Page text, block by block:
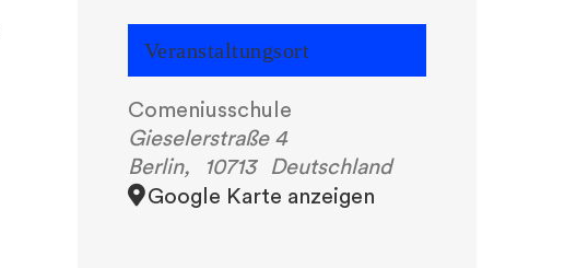
Veranstaltungsort
Comeniusschule
Gieselerstraße 4
Berlin, 10713
Deutschland
Google Karte anzeigen